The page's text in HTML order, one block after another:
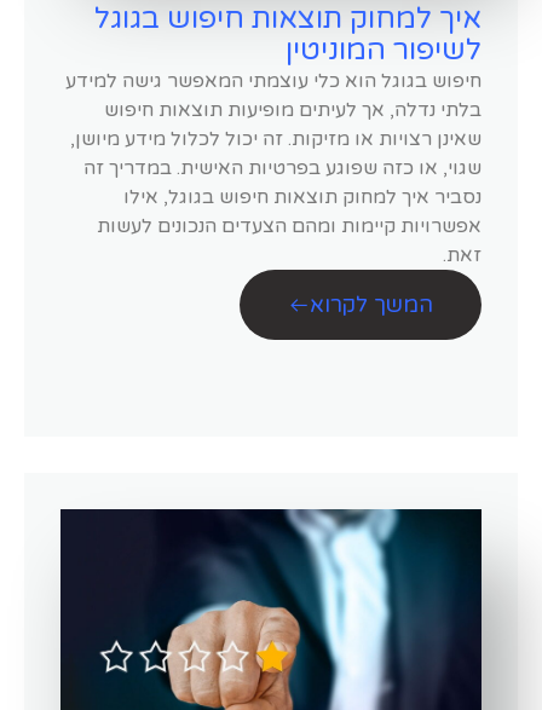
איך למחוק תוצאות חיפוש בגוגל
לשיפור המוניטין
חיפוש בגוגל הוא כלי עוצמתי המאפשר גישה למידע
בלתי נדלה, אך לעיתים מופיעות תוצאות חיפוש
שאינן רצויות או מזיקות. זה יכול לכלול מידע מיושן,
שגוי, או כזה שפוגע בפרטיות האישית. במדריך זה
נסביר איך למחוק תוצאות חיפוש בגוגל, אילו
אפשרויות קיימות ומהם הצעדים הנכונים לעשות
זאת.
המשך לקרוא